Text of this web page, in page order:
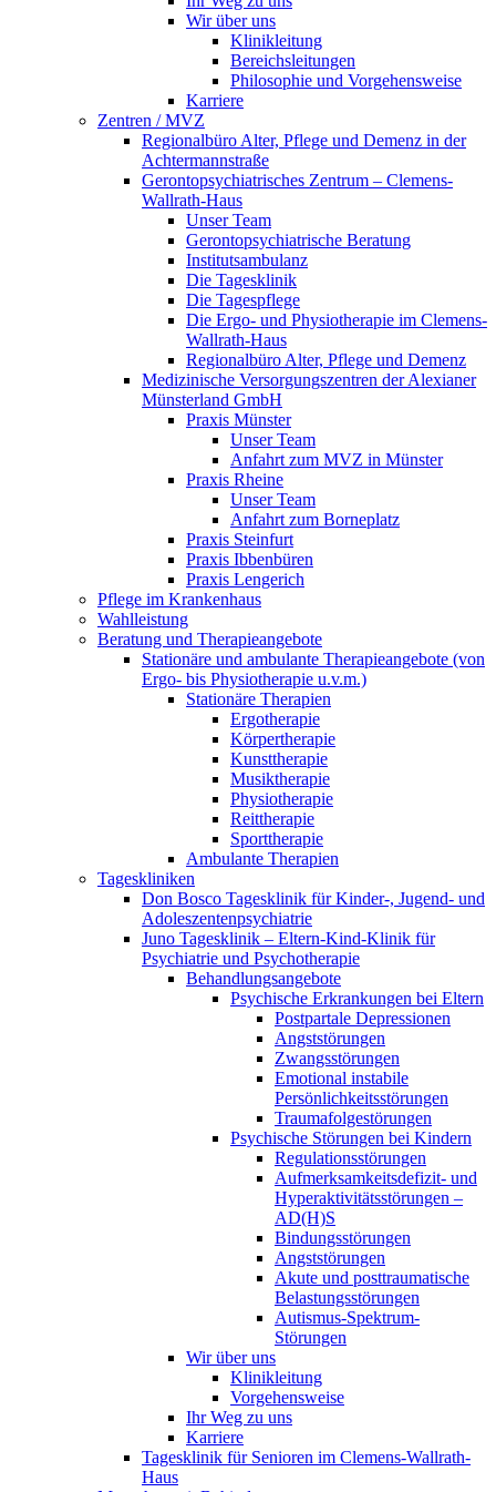
Wir über uns
Klinikleitung
Bereichsleitungen
Philosophie und Vorgehensweise
Karriere
Zentren / MVZ
Regionalbüro Alter, Pflege und Demenz in der
Achtermannstraße
Gerontopsychiatrisches Zentrum – Clemens-
Wallrath-Haus
Unser Team
Gerontopsychiatrische Beratung
Institutsambulanz
Die Tagesklinik
Die Tagespflege
Die Ergo- und Physiotherapie im Clemens-
Wallrath-Haus
Regionalbüro Alter, Pflege und Demenz
Medizinische Versorgungszentren der Alexianer
Münsterland GmbH
Praxis Münster
Unser Team
Anfahrt zum MVZ in Münster
Praxis Rheine
Unser Team
Anfahrt zum Borneplatz
Praxis Steinfurt
Praxis Ibbenbüren
Praxis Lengerich
Pflege im Krankenhaus
Wahlleistung
Beratung und Therapieangebote
Stationäre und ambulante Therapieangebote (von
Ergo- bis Physiotherapie u.v.m.)
Stationäre Therapien
Ergotherapie
Körpertherapie
Kunsttherapie
Musiktherapie
Physiotherapie
Reittherapie
Sporttherapie
Ambulante Therapien
Tageskliniken
Don Bosco Tagesklinik für Kinder-, Jugend- und
Adoleszentenpsychiatrie
Juno Tagesklinik – Eltern-Kind-Klinik für
Psychiatrie und Psychotherapie
Behandlungsangebote
Psychische Erkrankungen bei Eltern
Postpartale Depressionen
Angststörungen
Zwangsstörungen
Emotional instabile
Persönlichkeitsstörungen
Traumafolgestörungen
Psychische Störungen bei Kindern
Regulationsstörungen
Aufmerksamkeitsdefizit- und
Hyperaktivitätsstörungen –
AD(H)S
Bindungsstörungen
Angststörungen
Akute und posttraumatische
Belastungsstörungen
Autismus-Spektrum-
Störungen
Wir über uns
Klinikleitung
Vorgehensweise
Ihr Weg zu uns
Karriere
Tagesklinik für Senioren im Clemens-Wallrath-
Haus